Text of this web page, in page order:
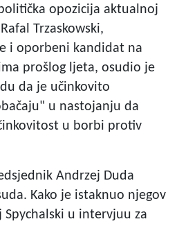
opozicija aktualnoj
Trzaskowski,
i oporbeni kandidat na
prošlog ljeta, osudio je
da je učinkovito
u nastojanju da
u borbi protiv
Andrzej Duda
Kako je istaknuo njegov
Spychalski u intervjuu za